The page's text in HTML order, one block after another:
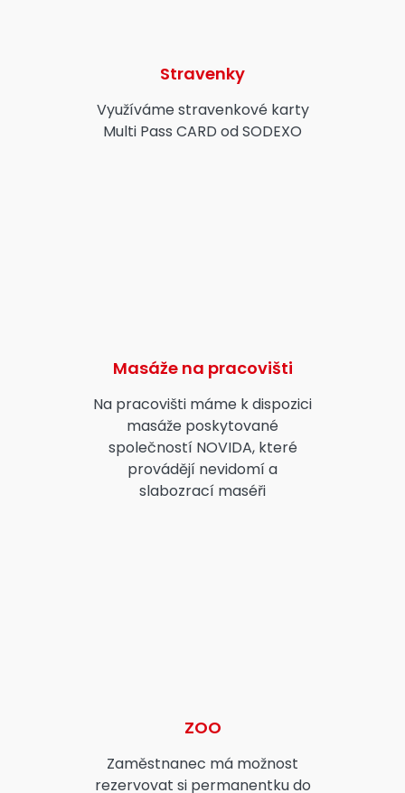
Stravenky
Využíváme stravenkové karty
Multi Pass CARD od SODEXO
Masáže na pracovišti
Na pracovišti máme k dispozici
masáže poskytované
společností NOVIDA, které
provádějí nevidomí a
slabozrací maséři
ZOO
Zaměstnanec má možnost
rezervovat si permanentku do